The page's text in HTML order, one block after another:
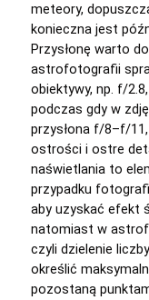
meteory,
konieczna jest
Przysłonę warto
astrofotografii
obiektywy, np. f/
podczas gdy w
przysłona f/8–f/
ostrości i ostre
naświetlania to
przypadku
aby uzyskać efekt
natomiast w
czyli dzielenie
określić
pozostaną